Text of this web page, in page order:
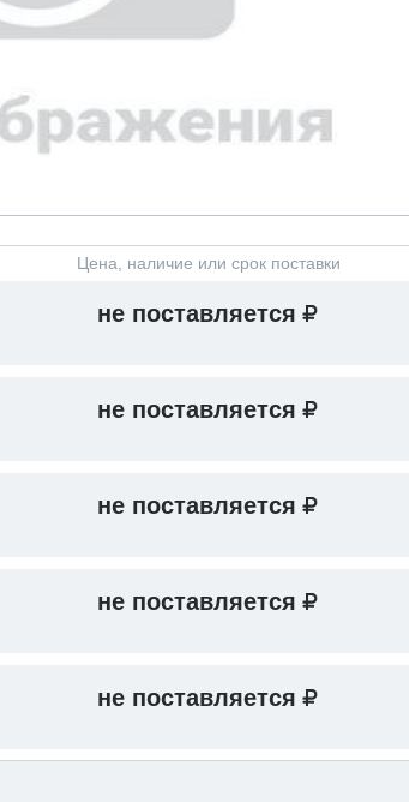
Цена, наличие или срок поставки
не поставляется
не поставляется
не поставляется
не поставляется
не поставляется